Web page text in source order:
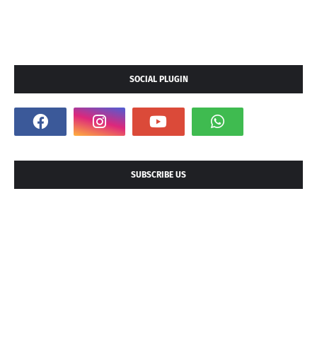
SOCIAL PLUGIN
SUBSCRIBE US